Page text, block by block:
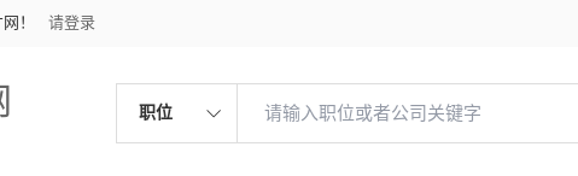
！ 请登录
职位